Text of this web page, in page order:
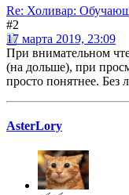
Re: Холивар:
#2
17 марта 2019, 23:09
При внимательном
(на дольше), при
просто понятнее.
AsterLory